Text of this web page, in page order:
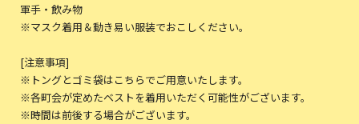
軍手・飲み物
※マスク着用＆動き易い服装でおこしください。
[注意事項]
※トングとゴミ袋はこちらでご用意いたします。
※各町会が定めたベストを着用いただく可能性がございます。
※時間は前後する場合がございます。